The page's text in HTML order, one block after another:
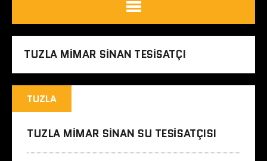
TUZLA MIMAR SINAN TESISATÇI
TUZLA
TUZLA MIMAR SINAN SU TESISATÇISI